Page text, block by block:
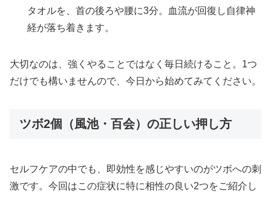
タオルを、首の後ろや腰に3分。血流が回復し自律神
経が落ち着きます。
大切なのは、強くやることではなく毎日続けること。1つ
だけでも構いませんので、今日から始めてみてください。
ツボ2個（風池・百会）の正しい押し方
セルフケアの中でも、即効性を感じやすいのがツボへの刺
激です。今回はこの症状に特に相性の良い2つをご紹介し